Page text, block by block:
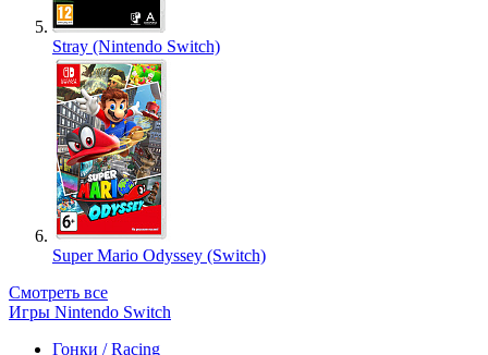
Stray (Nintendo Switch)
Super Mario Odyssey (Switch)
Смотреть все
Игры Nintendo Switch
Гонки / Racing